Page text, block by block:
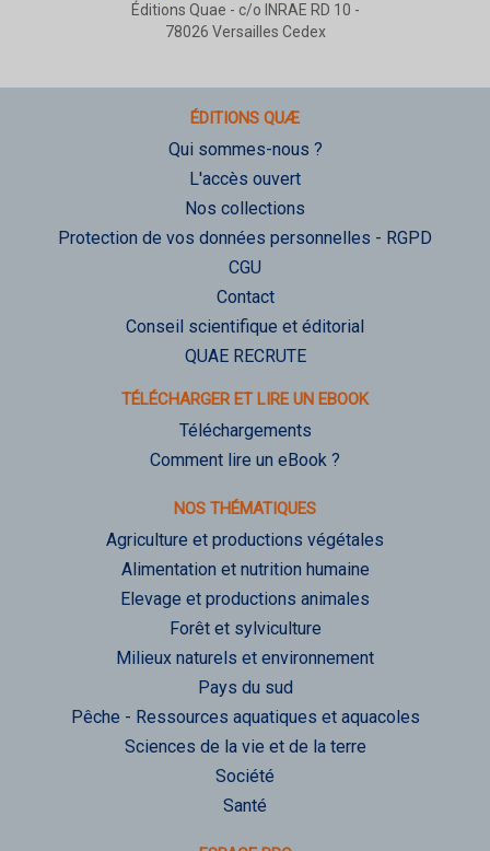
Éditions Quae - c/o INRAE RD 10 -
78026 Versailles Cedex
ÉDITIONS QUÆ
Qui sommes-nous ?
L'accès ouvert
Nos collections
Protection de vos données personnelles - RGPD
CGU
Contact
Conseil scientifique et éditorial
QUAE RECRUTE
TÉLÉCHARGER ET LIRE UN EBOOK
Téléchargements
Comment lire un eBook ?
NOS THÉMATIQUES
Agriculture et productions végétales
Alimentation et nutrition humaine
Elevage et productions animales
Forêt et sylviculture
Milieux naturels et environnement
Pays du sud
Pêche - Ressources aquatiques et aquacoles
Sciences de la vie et de la terre
Société
Santé